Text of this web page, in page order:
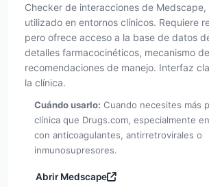
Checker de interacciones de
utilizado en entornos clínicos. Requiere
pero ofrece acceso a la base de datos
detalles farmacocinéticos, mecanismo
recomendaciones de manejo. Interfaz
la clínica.
Cuándo usarlo: Cuando necesites más
clínica que Drugs.com, especialmente
con anticoagulantes, antirretrovirales o
inmunosupresores.
Abrir Medscape